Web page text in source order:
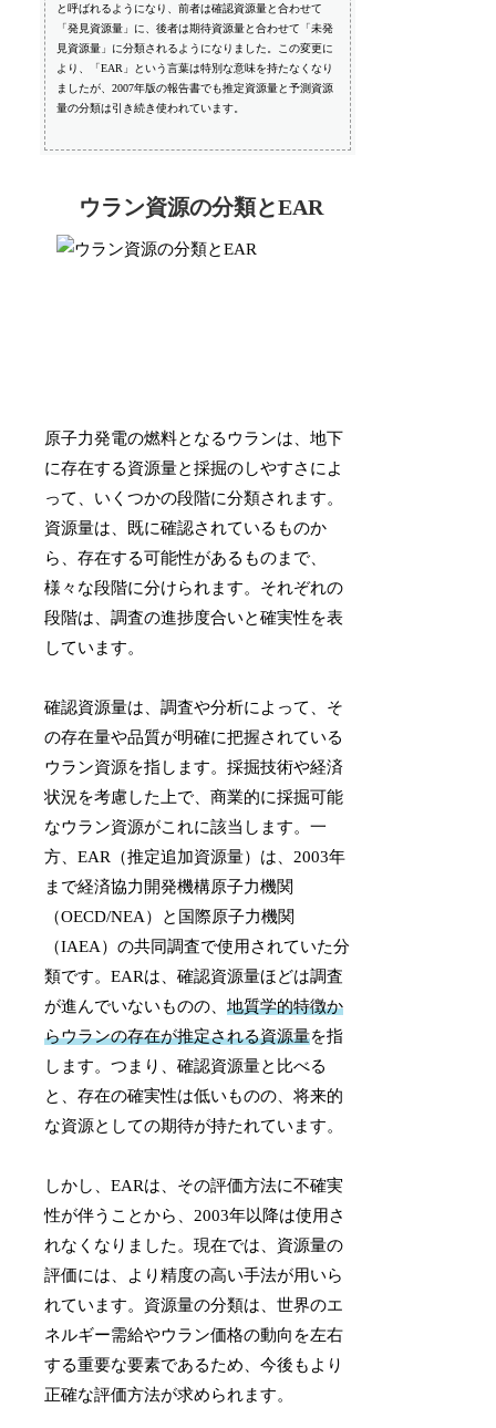
と呼ばれるようになり、前者は確認資源量と合わせて
「発見資源量」に、後者は期待資源量と合わせて「未発
見資源量」に分類されるようになりました。この変更に
より、「EAR」という言葉は特別な意味を持たなくなり
ましたが、2007年版の報告書でも推定資源量と予測資源
量の分類は引き続き使われています。
ウラン資源の分類とEAR
原子力発電の燃料となるウランは、地下
に存在する資源量と採掘のしやすさによ
って、いくつかの段階に分類されます。
資源量は、既に確認されているものか
ら、存在する可能性があるものまで、
様々な段階に分けられます。それぞれの
段階は、調査の進捗度合いと確実性を表
しています。
確認資源量は、調査や分析によって、そ
の存在量や品質が明確に把握されている
ウラン資源を指します。採掘技術や経済
状況を考慮した上で、商業的に採掘可能
なウラン資源がこれに該当します。一
方、EAR（推定追加資源量）は、2003年
まで経済協力開発機構原子力機関
（OECD/NEA）と国際原子力機関
（IAEA）の共同調査で使用されていた分
類です。EARは、確認資源量ほどは調査
が進んでいないものの、地質学的特徴か
らウランの存在が推定される資源量を指
します。つまり、確認資源量と比べる
と、存在の確実性は低いものの、将来的
な資源としての期待が持たれています。
しかし、EARは、その評価方法に不確実
性が伴うことから、2003年以降は使用さ
れなくなりました。現在では、資源量の
評価には、より精度の高い手法が用いら
れています。資源量の分類は、世界のエ
ネルギー需給やウラン価格の動向を左右
する重要な要素であるため、今後もより
正確な評価方法が求められます。